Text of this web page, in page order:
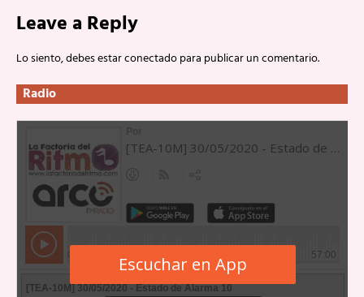
Leave a Reply
Lo siento, debes estarconectadopara publicar un comentario.
Radio